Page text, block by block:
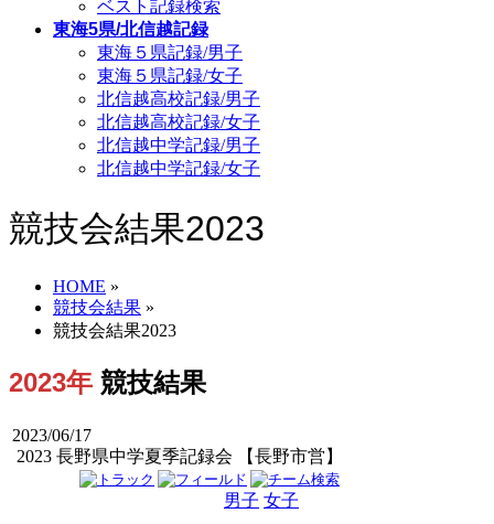
ベスト記録検索
東海5県/北信越記録
東海５県記録/男子
東海５県記録/女子
北信越高校記録/男子
北信越高校記録/女子
北信越中学記録/男子
北信越中学記録/女子
競技会結果2023
HOME »
競技会結果 »
競技会結果2023
2023年 競技結果
2023/06/17
2023 長野県中学夏季記録会 【長野市営】
男子 女子